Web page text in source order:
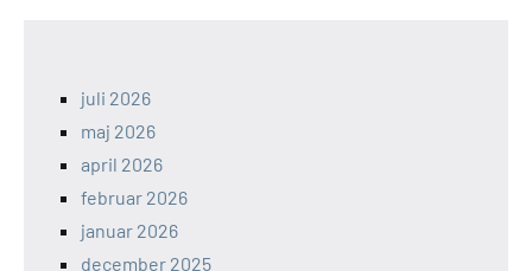
juli 2026
maj 2026
april 2026
februar 2026
januar 2026
december 2025